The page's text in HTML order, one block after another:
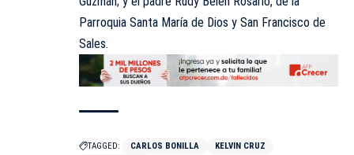
Parroquia Santa María de Dios y San Francisco de
Sales.
TAGGED: CARLOS BONILLA
KELVIN CRUZ